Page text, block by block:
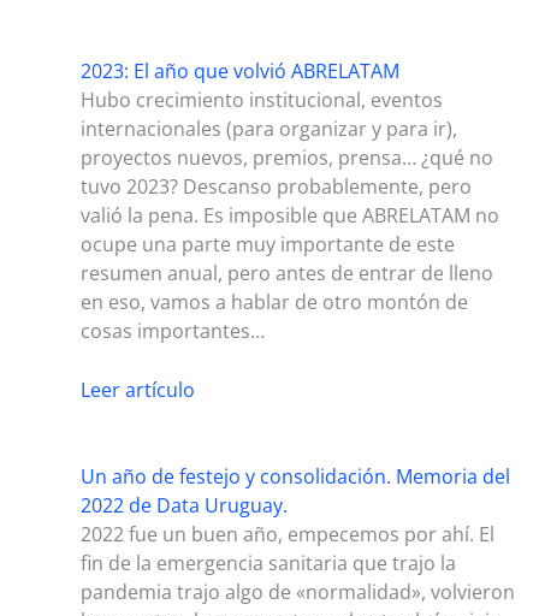
2023: El año que volvió ABRELATAM
Hubo crecimiento institucional, eventos
internacionales (para organizar y para ir),
proyectos nuevos, premios, prensa… ¿qué no
tuvo 2023? Descanso probablemente, pero
valió la pena. Es imposible que ABRELATAM no
ocupe una parte muy importante de este
resumen anual, pero antes de entrar de lleno
en eso, vamos a hablar de otro montón de
cosas importantes…
Leer artículo
Un año de festejo y consolidación. Memoria del
2022 de Data Uruguay.
2022 fue un buen año, empecemos por ahí. El
fin de la emergencia sanitaria que trajo la
pandemia trajo algo de «normalidad», volvieron